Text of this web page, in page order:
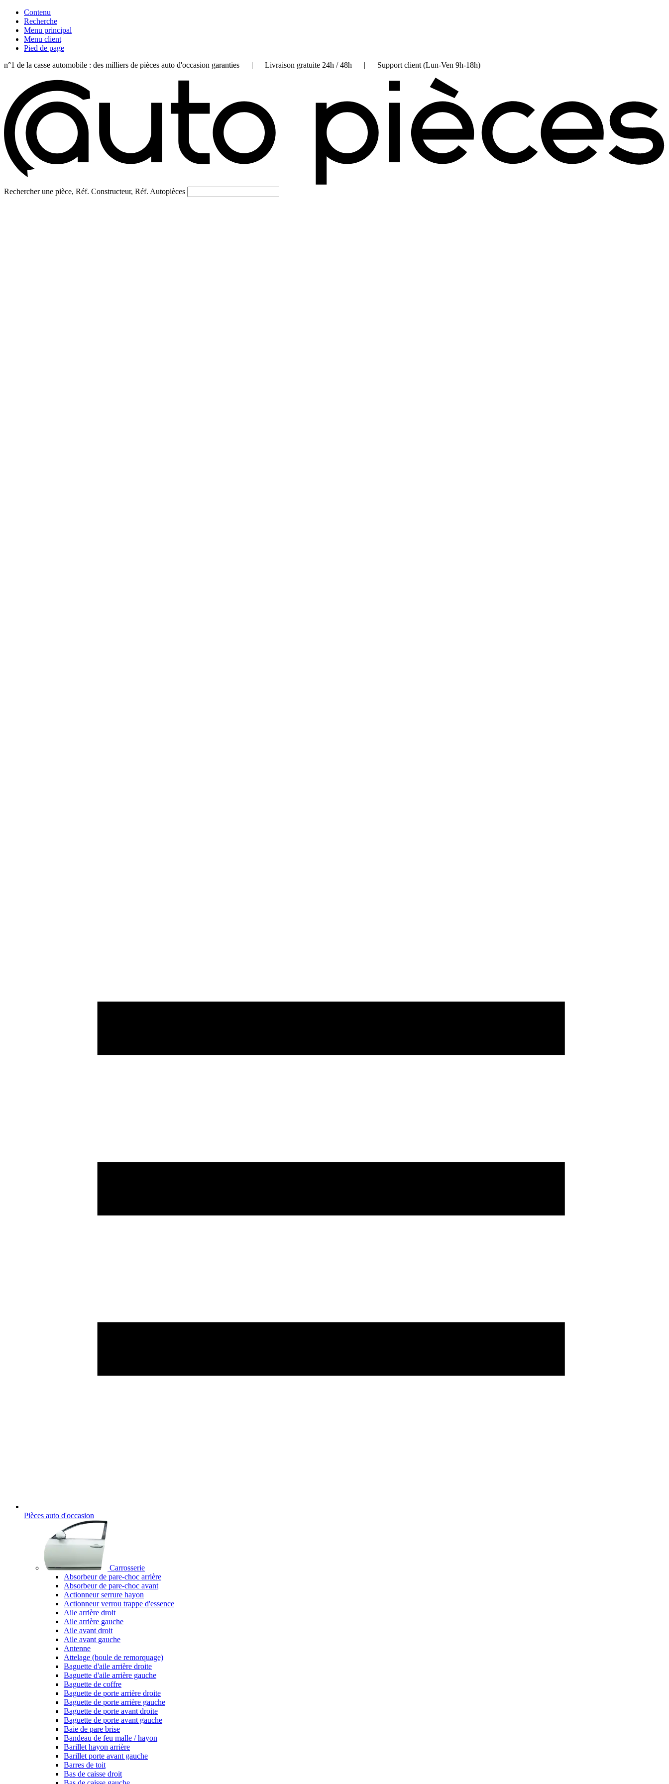
Contenu
Recherche
Menu principal
Menu client
Pied de page
n°1 de la casse automobile : des milliers de pièces auto d'occasion garanties | Livraison gratuite 24h / 48h | Support client (Lun-Ven 9h-18h)
Rechercher une pièce, Réf. Constructeur, Réf. Autopièces
Pièces auto d'occasion
Carrosserie
Absorbeur de pare-choc arrière
Absorbeur de pare-choc avant
Actionneur serrure hayon
Actionneur verrou trappe d'essence
Aile arrière droit
Aile arrière gauche
Aile avant droit
Aile avant gauche
Antenne
Attelage (boule de remorquage)
Baguette d'aile arrière droite
Baguette d'aile arrière gauche
Baguette de coffre
Baguette de porte arrière droite
Baguette de porte arrière gauche
Baguette de porte avant droite
Baguette de porte avant gauche
Baie de pare brise
Bandeau de feu malle / hayon
Barillet hayon arrière
Barillet porte avant gauche
Barres de toit
Bas de caisse droit